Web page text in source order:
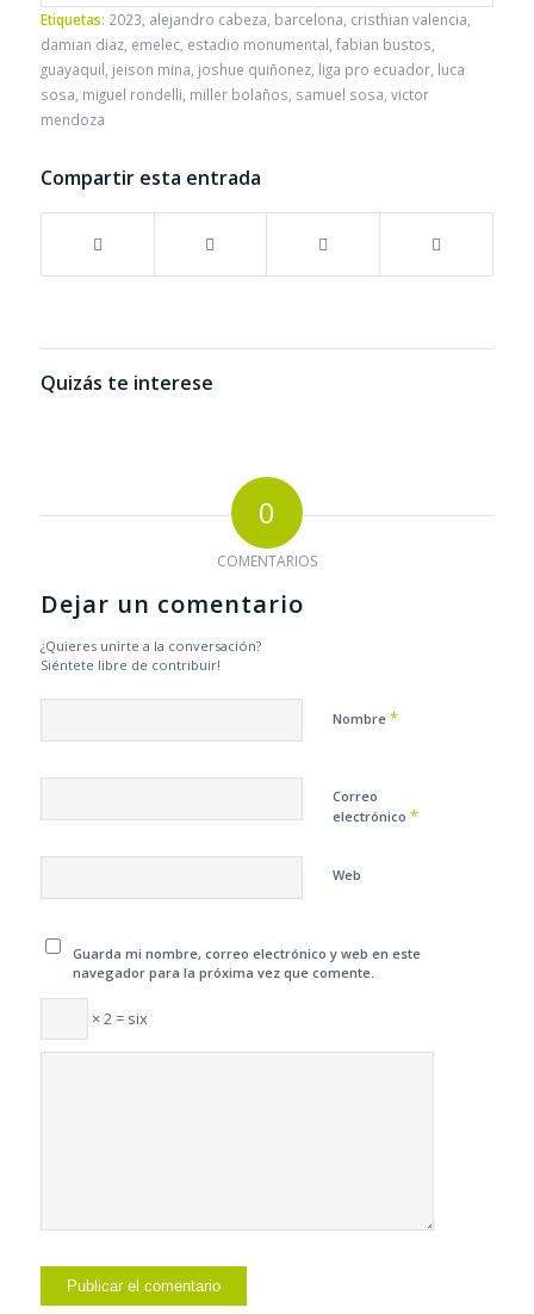
Etiquetas: 2023, alejandro cabeza, barcelona, cristhian valencia,
damian diaz, emelec, estadio monumental, fabian bustos,
guayaquil, jeison mina, joshue quiñonez, liga pro ecuador, luca
sosa, miguel rondelli, miller bolaños, samuel sosa, victor
mendoza
Compartir esta entrada
Quizás te interese
0
COMENTARIOS
Dejar un comentario
¿Quieres unirte a la conversación?
Siéntete libre de contribuir!
Nombre *
Correo
electrónico *
Web
Guarda mi nombre, correo electrónico y web en este
navegador para la próxima vez que comente.
× 2 = six